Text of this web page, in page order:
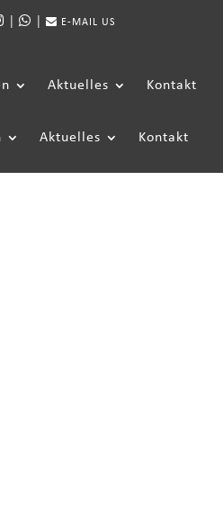
| | E-MAIL US
Aktuelles Kontakt
Aktuelles Kontakt